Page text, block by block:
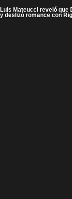
Luis Mateucci reveló que
y deslizó romance con